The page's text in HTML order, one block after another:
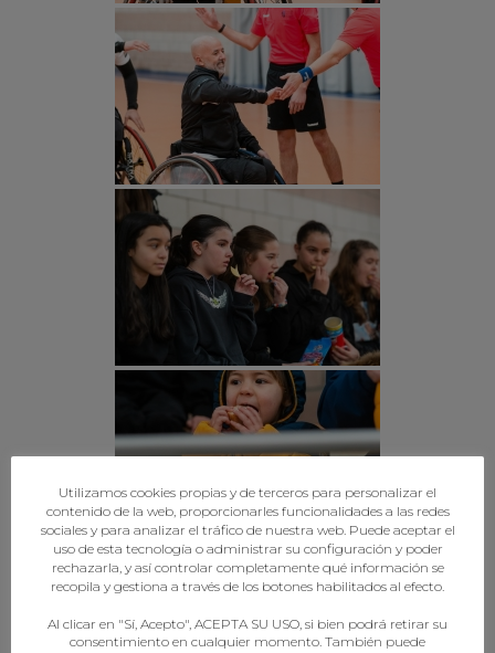
Utilizamos cookies propias y de terceros para personalizar el
contenido de la web, proporcionarles funcionalidades a las redes
sociales y para analizar el tráfico de nuestra web. Puede aceptar el
uso de esta tecnología o administrar su configuración y poder
rechazarla, y así controlar completamente qué información se
recopila y gestiona a través de los botones habilitados al efecto.
Al clicar en "Sí, Acepto", ACEPTA SU USO, si bien podrá retirar su
consentimiento en cualquier momento. También puede